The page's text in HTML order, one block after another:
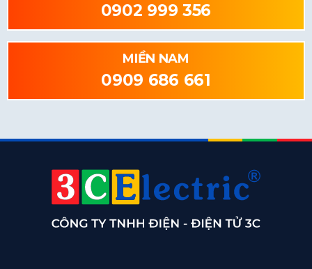
0902 999 356
MIỀN NAM
0909 686 661